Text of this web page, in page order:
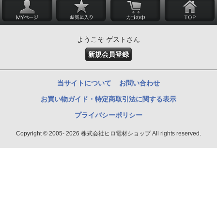
ようこそ ゲストさん
新規会員登録
当サイトについて お問い合わせ
お買い物ガイド・特定商取引法に関する表示
プライバシーポリシー
Copyright © 2005- 2026 株式会社ヒロ電材ショップ All rights reserved.